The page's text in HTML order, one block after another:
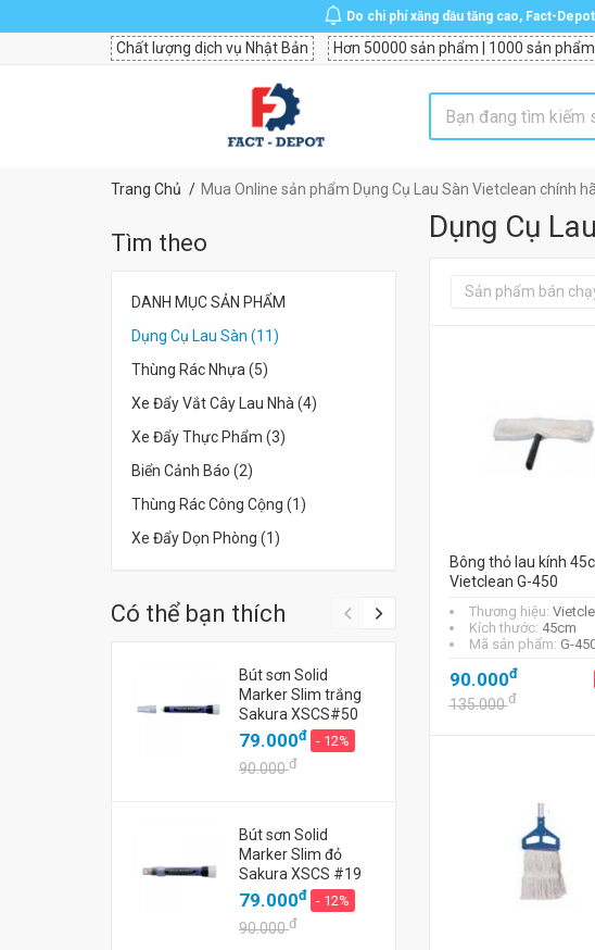
Do chi phí xăng dầu tăng cao, Fact-
Chất lượng dịch vụ Nhật Bản Hơn 50000 sản phẩm | 1000 sản
Trang Chủ Mua Online sản phẩm Dụng Cụ Lau Sàn Vietclean chính
Tìm theo
DANH MỤC SẢN PHẨM
Dụng Cụ Lau Sàn (11)
Thùng Rác Nhựa (5)
Xe Đẩy Vắt Cây Lau Nhà (4)
Xe Đẩy Thực Phẩm (3)
Biển Cảnh Báo (2)
Thùng Rác Công Cộng (1)
Xe Đẩy Dọn Phòng (1)
Có thể bạn thích
Bút sơn Solid
Marker Slim trắng
Sakura XSCS#50
79.000đ - 12%
90.000đ
Bút sơn Solid
Marker Slim đỏ
Sakura XSCS #19
79.000đ - 12%
90.000đ
Tay vặn
chữ T
Tay vặn
chữ T
Dụng Cụ
Sản phẩm bán
Bông thỏ lau kính
Vietclean G-450
Thương hiệu:
Kích thước: 45cm
Mã sản phẩm: G-
90.000đ
135.000đ